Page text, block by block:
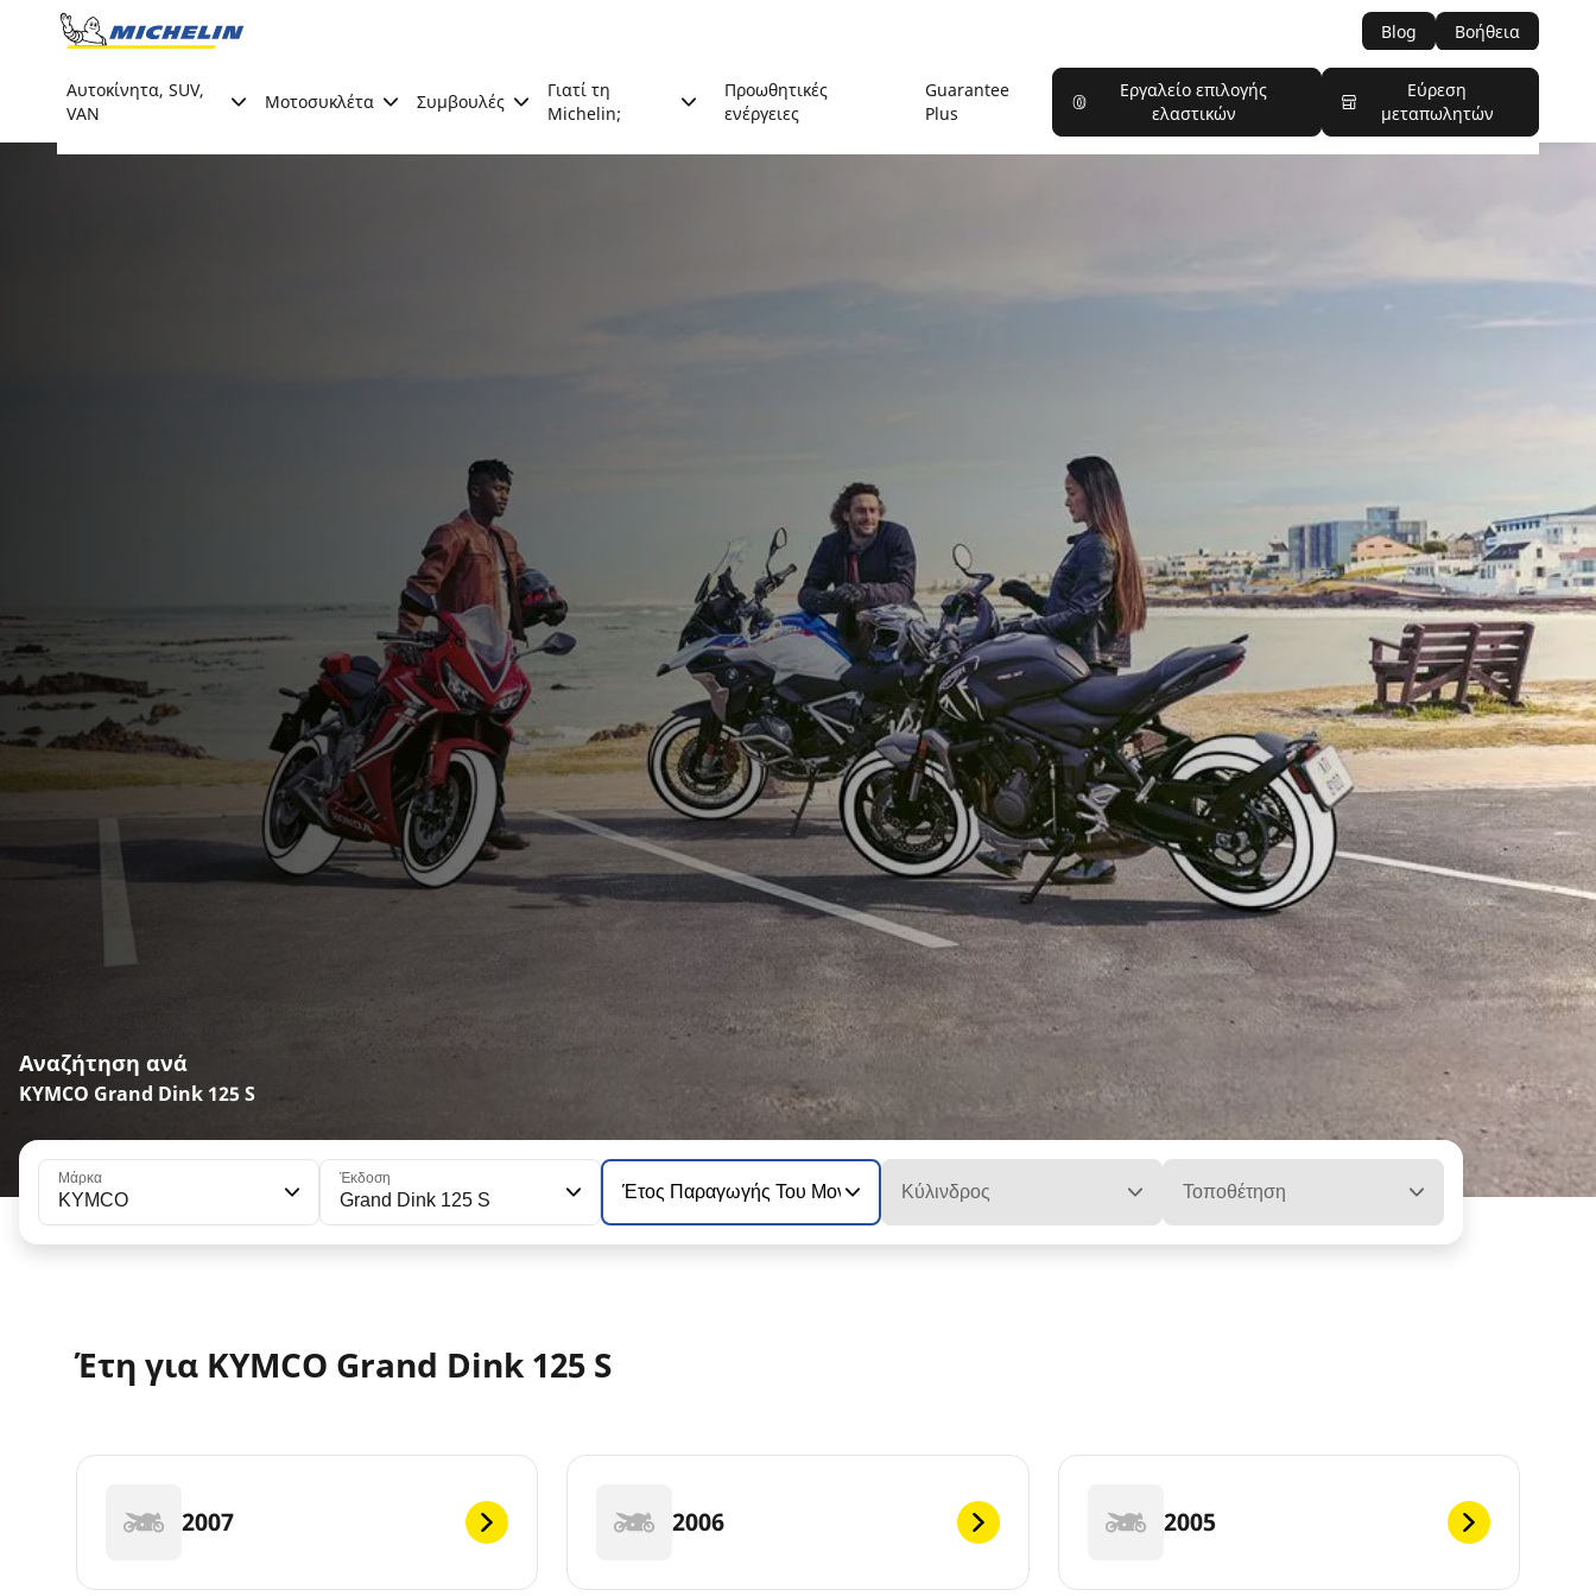
Go to page content
Blog Βοήθεια
Αυτοκίνητα, SUV,
VAN
Μοτοσυκλέτα Συμβουλές
Γιατί τη
Michelin;
Προωθητικές
ενέργειες
Guarantee
Plus
Εργαλείο επιλογής
ελαστικών
Εύρεση
μεταπωλητών
Αναζήτηση ανά
KYMCO Grand Dink 125 S
Μάρκα
KYMCO
Έκδοση
Grand Dink 125 S Έτος Παραγωγής Του Μοντέλου Κύλινδρος Τοποθέτηση
Έτη για KYMCO Grand Dink 125 S
2007 2006 2005